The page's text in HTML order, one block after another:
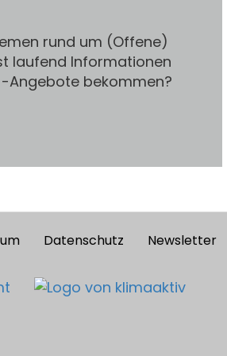
rund um (Offene)
laufend Informationen
Angebote bekommen?
Datenschutz Newsletter